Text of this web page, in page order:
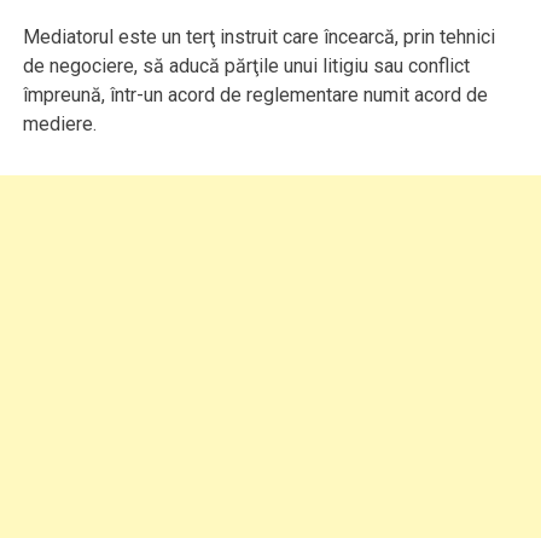
Mediatorul este un terţ instruit care încearcă, prin tehnici
de negociere, să aducă părţile unui litigiu sau conflict
împreună, într-un acord de reglementare numit acord de
mediere.